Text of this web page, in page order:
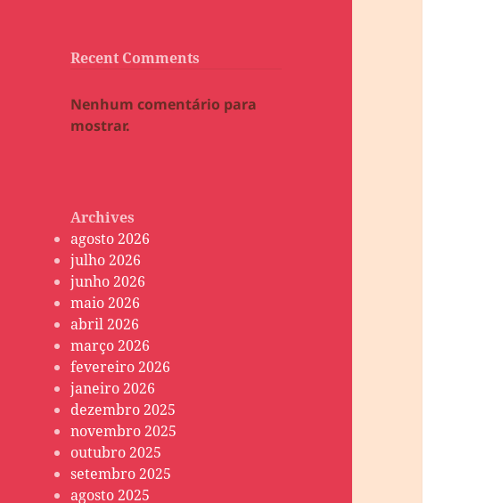
Recent Comments
Nenhum comentário para
mostrar.
Archives
agosto 2026
julho 2026
junho 2026
maio 2026
abril 2026
março 2026
fevereiro 2026
janeiro 2026
dezembro 2025
novembro 2025
outubro 2025
setembro 2025
agosto 2025